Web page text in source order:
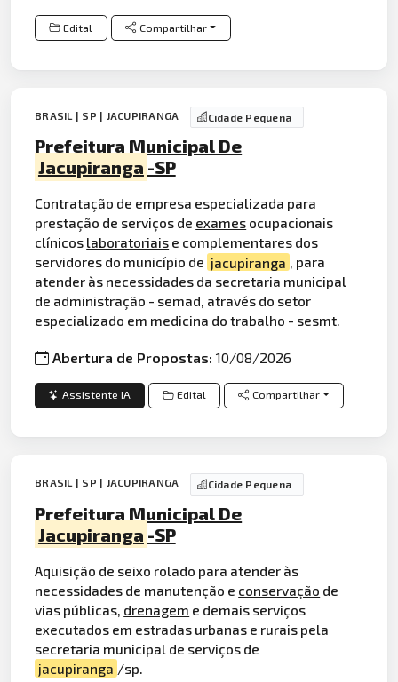
Edital Compartilhar
BRASIL | SP | JACUPIRANGA Cidade Pequena
Prefeitura Municipal De
Jacupiranga -SP
Contratação de empresa especializada para
prestação de serviços de exames ocupacionais
clínicos laboratoriais e complementares dos
servidores do município de jacupiranga , para
atender às necessidades da secretaria municipal
de administração - semad, através do setor
especializado em medicina do trabalho - sesmt.
Abertura de Propostas:10/08/2026
Assistente IA Edital Compartilhar
BRASIL | SP | JACUPIRANGA Cidade Pequena
Prefeitura Municipal De
Jacupiranga -SP
Aquisição de seixo rolado para atender às
necessidades de manutenção e conservação de
vias públicas, drenagem e demais serviços
executados em estradas urbanas e rurais pela
secretaria municipal de serviços de
jacupiranga /sp.